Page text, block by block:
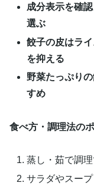
成分表示を確
選ぶ
餃子の皮はラ
を抑える
野菜たっぷり
すめ
食べ方・調理法の
蒸し・茹で調
サラダやスー